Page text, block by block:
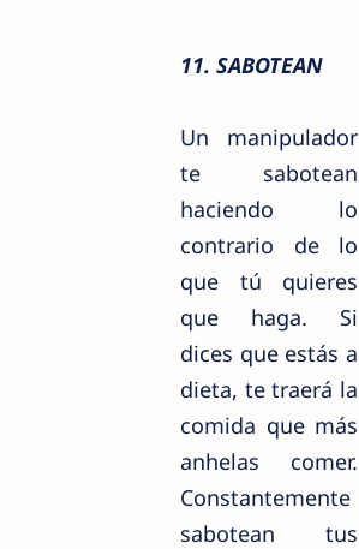
11. SABOTEAN
Un manipulador
te sabotean
haciendo lo
contrario de lo
que tú quieres
que haga. Si
dices que estás a
dieta, te traerá la
comida que más
anhelas comer.
Constantemente
sabotean tus